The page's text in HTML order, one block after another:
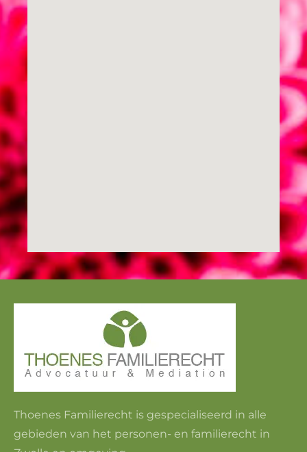
Thoenes Familierecht is gespecialiseerd in alle
gebieden van het personen- en familierecht in